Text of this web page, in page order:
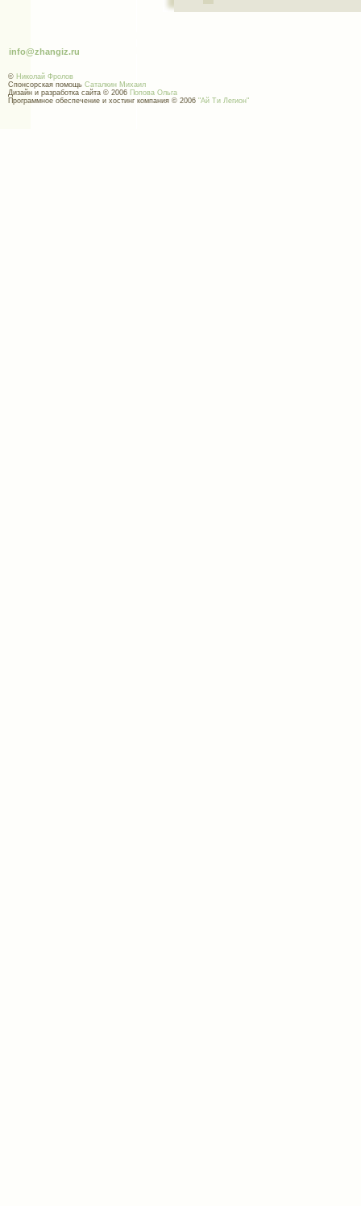
info@zhangiz.ru
© Николай Фролов
Спонсорская помощь Саталкин Михаил
Дизайн и разработка сайта © 2006 Попова Ольга
Программное обеспечение и хостинг компания © 2006 "Ай Ти Легион"